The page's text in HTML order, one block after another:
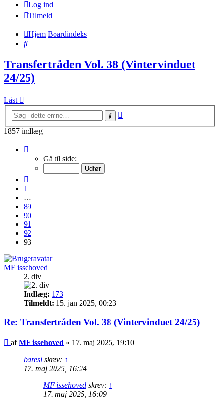
Log ind
Tilmeld
Hjem Boardindeks
Søg
Transfertråden Vol. 38 (Vintervinduet
24/25)
Låst
Søg
1857 indlæg
93
Gå til side:
1
…
89
90
91
92
93
MF issehoved
2. div
Indlæg: 173
Tilmeldt: 15. jan 2025, 00:23
Re: Transfertråden Vol. 38 (Vintervinduet 24/25)
Indlæg
afMF issehoved » 17. maj 2025, 19:10
baresi skrev: ↑
17. maj 2025, 16:24
MF issehoved skrev: ↑
17. maj 2025, 16:09